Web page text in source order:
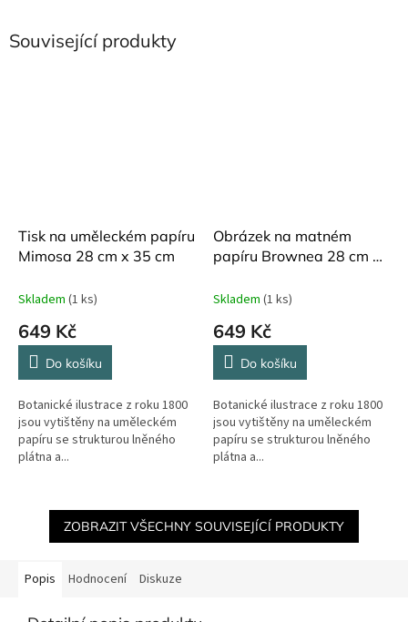
Související produkty
Tisk na uměleckém papíru
Mimosa 28 cm x 35 cm
Skladem (1 ks)
649 Kč
Do košíku
Botanické ilustrace z roku 1800
jsou vytištěny na uměleckém
papíru se strukturou lněného
plátna a...
Obrázek na matném
papíru Brownea 28 cm x
Skladem (1 ks)
649 Kč
Do košíku
Botanické ilustrace z roku 1800
jsou vytištěny na uměleckém
papíru se strukturou lněného
plátna a...
ZOBRAZIT VŠECHNY SOUVISEJÍCÍ PRODUKTY
Popis Hodnocení Diskuze